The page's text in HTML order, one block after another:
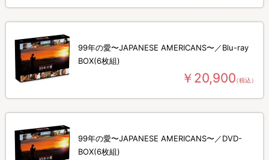
99年の愛〜JAPANESE AMERICANS〜／Blu-ray
BOX(6枚組)
￥20,900（税込）
99年の愛〜JAPANESE AMERICANS〜／DVD-
BOX(6枚組)